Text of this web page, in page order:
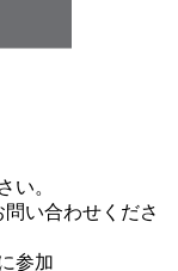
い。
問い合わせくださ
参加